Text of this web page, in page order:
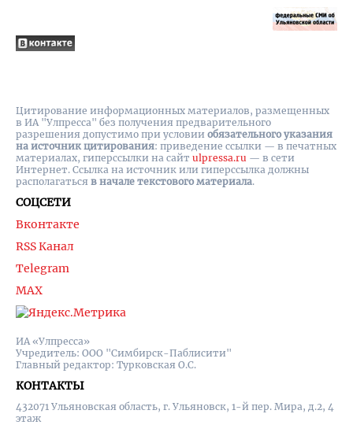
ИА «Улпресса»
Учредитель: ООО "Симбирск-Паблисити"
Главный редактор: Турковская О.С.
КОНТАКТЫ
432071 Ульяновская область, г. Ульяновск, 1-й пер. Мира, д.2, 4
этаж
СОЦСЕТИ
Вконтакте
RSS Канал
Telegram
MAX
Цитирование информационных материалов, размещенных
в ИА "Улпресса" без получения предварительного
разрешения допустимо при условии обязательного указания
на источник цитирования: приведение ссылки — в печатных
материалах, гиперссылки на cайт ulpressa.ru — в сети
Интернет. Ссылка на источник или гиперссылка должны
располагаться в начале текстового материала.